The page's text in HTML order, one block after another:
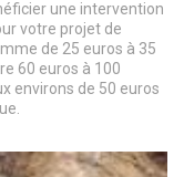
une intervention
votre projet de
de 25 euros à 35
60 euros à 100
environs de 50 euros